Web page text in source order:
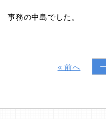
事務の中島でした。
« 前へ